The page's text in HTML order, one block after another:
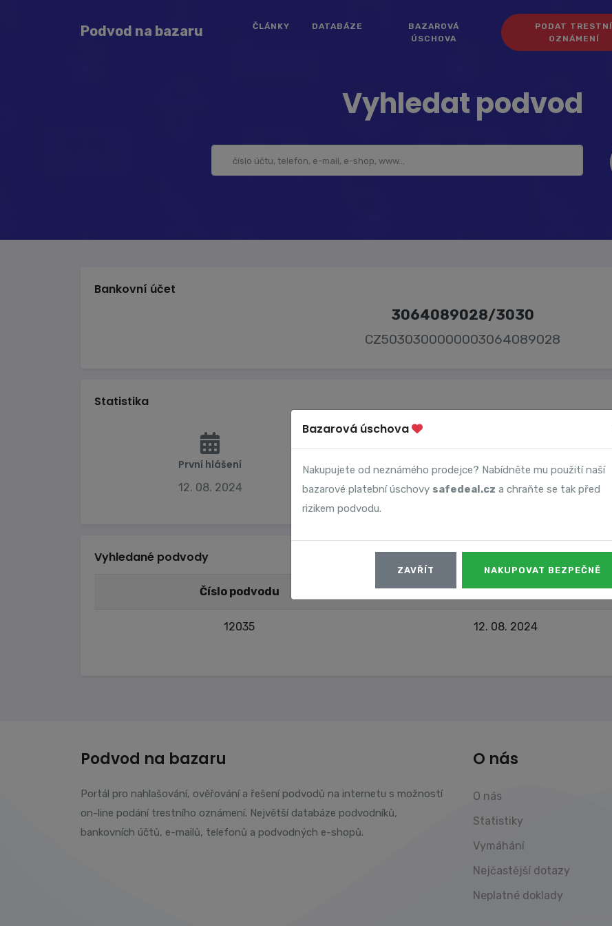
Podvod na bazaru ČLÁNKY DATABÁZE
BAZAROVÁ
ÚSCHOVA
PODAT TRESTNÍ
OZNÁMENÍ
Vyhledat podvod
Bankovní účet
3064089028/3030
CZ5030300000003064089028
Statistika
První hlášení
12. 08. 2024
Majitel účtu
Filip Krištof
Vyhledané podvody
Číslo podvodu Datum
12035 12. 08. 2024
Podvod na bazaru
Portál pro nahlašování, ověřování a řešení podvodů na internetu s možností
on-line podání trestního oznámení. Největší databáze podvodníků,
bankovních účtů, e-mailů, telefonů a podvodných e-shopů.
O nás
O nás
Statistiky
Vymáhání
Nejčastější dotazy
Neplatné doklady
Bazarová úschova
Nakupujete od neznámého prodejce? Nabídněte mu použití naší
bazarové platební úschovy safedeal.cz a chraňte se tak před
rizikem podvodu.
ZAVŘÍT NAKUPOVAT BEZPEČNĚ